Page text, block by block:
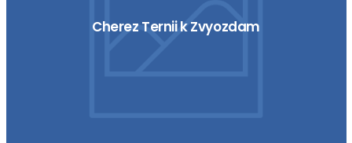
Cherez Ternii k Zvyozdam